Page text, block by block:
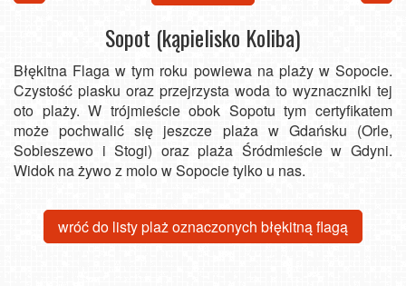
Sopot (kąpielisko Koliba)
Błękitna Flaga w tym roku powiewa na plaży w Sopocie.
Czystość piasku oraz przejrzysta woda to wyznaczniki tej
oto plaży. W trójmieście obok Sopotu tym certyfikatem
może pochwalić się jeszcze plaża w Gdańsku (Orle,
Sobieszewo i Stogi) oraz plaża Śródmieście w Gdyni.
Widok na żywo z molo w Sopocie tylko u nas.
wróć do listy plaż oznaczonych błękitną flagą